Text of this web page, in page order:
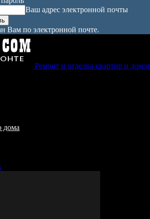
Ваш адрес электронной почты
Вам по электронной почте.
Ремонт и отделка квартир и
дома